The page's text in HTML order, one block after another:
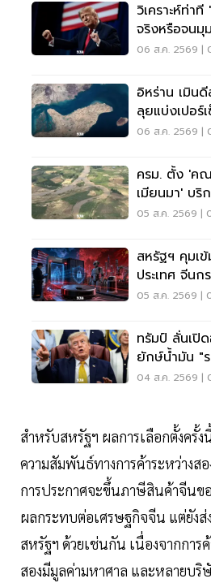
วิเคราะห์ท่า
จริงหรือจนมุ
มุซ
06 ส.ค. 2569 |
อิหร่าน เมิน
ลุยแบ่งเปอร์
06 ส.ค. 2569 |
ครม. ตั้ง 'คณ
เมียนมา' บริ
ข้ามแดน
05 ส.ค. 2569 |
สหรัฐฯ คุมเ
ประเทศ จีน
โดนด้วย
05 ส.ค. 2569 |
ทรัมป์ ลั่นเปิ
ยักษ์น้ำมัน "
ราคาด่วน
04 ส.ค. 2569 |
สำหรับสหรัฐฯ ผลการเลือกตั้งครั้
ความสัมพันธ์ทางการค้าระหว่างส
การประกาศจะขึ้นภาษีสินค้าจีนข
ผลกระทบต่อเศรษฐกิจจีน แต่ยัง
สหรัฐฯ ด้วยเช่นกัน เนื่องจากการ
สองมีมูลค่ามหาศาล และหลายบ